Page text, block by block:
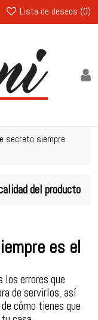
Lista de deseos (0)
secreto siempre
del producto
es el
los errores que
de servirlos, así
cómo tienes que